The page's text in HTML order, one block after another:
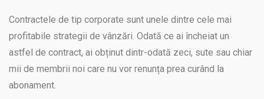
Contractele de tip corporate sunt unele dintre cele mai
profitabile strategii de vânzări. Odată ce ai încheiat un
astfel de contract, ai obținut dintr-odată zeci, sute sau chiar
mii de membrii noi care nu vor renunța prea curând la
abonament.